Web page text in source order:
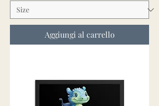
Aggiungi al carrello